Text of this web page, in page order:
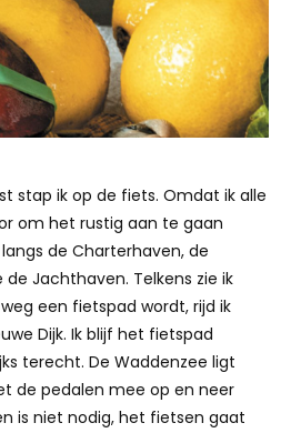
stap ik op de fiets. Omdat ik alle
om het rustig aan te gaan
de Charterhaven, de
Jachthaven. Telkens zie ik
een fietspad wordt, rijd ik
Dijk. Ik blijf het fietspad
terecht. De Waddenzee ligt
de pedalen mee op en neer
is niet nodig, het fietsen gaat